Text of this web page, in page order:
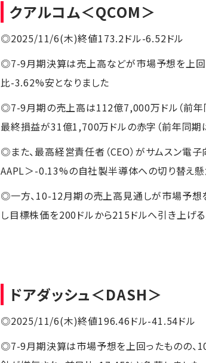
クアルコム＜QCOM＞
◎2025/11/6(木)終値173.2ドル-6.52ドル
◎7-9月期決算は売上高などが市場予想を上回
比-3.62%安となりました
◎7-9月期の売上高は112億7,000万ドル（前年
最終損益が31億1,700万ドルの赤字（前年同
◎また、最高経営責任者（CEO）がサムスン電
AAPL＞-0.13%の自社製半導体への切り替え懸
◎一方、10-12月期の売上高見通しが市場予想
し目標株価を200ドルから215ドルへ引き上げ
ドアダッシュ＜DASH＞
◎2025/11/6(木)終値196.46ドル-41.54ドル
◎7-9月期決算は市場予想を上回ったものの、